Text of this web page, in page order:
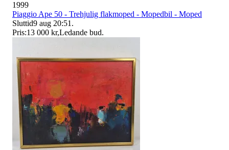
1999
Piaggio Ape 50 - Trehjulig flakmoped - Mopedbil - Moped
Sluttid9 aug 20:51 .
Pris:13 000 kr,Ledande bud.